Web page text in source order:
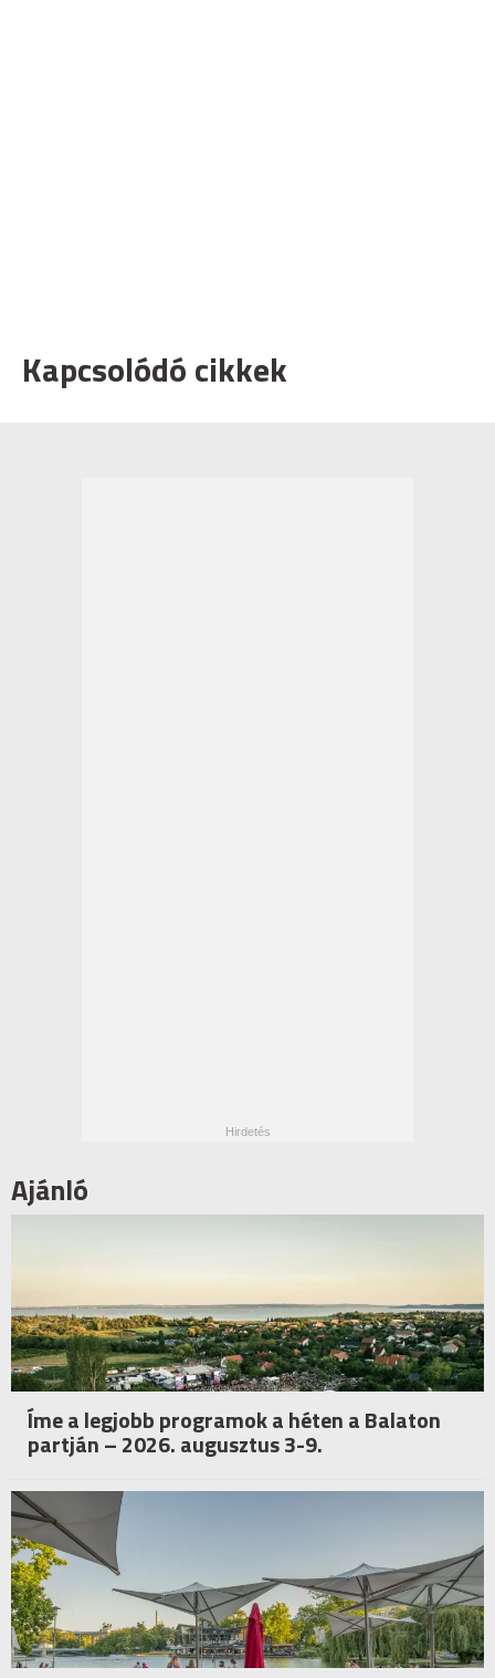
Kapcsolódó cikkek
Ajánló
Íme a legjobb programok a héten a Balaton
partján – 2026. augusztus 3-9.